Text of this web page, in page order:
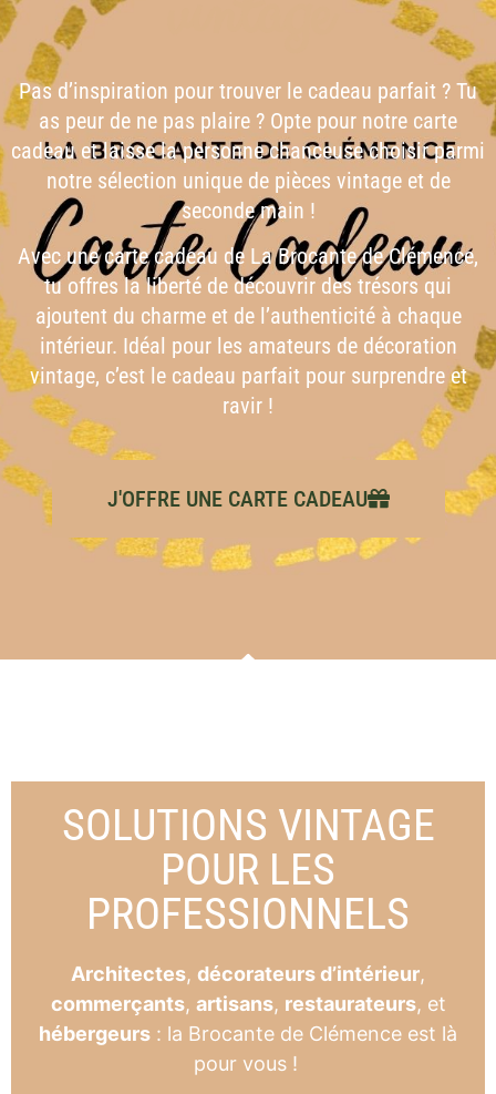
Pas d’inspiration pour trouver le cadeau parfait ? Tu
as peur de ne pas plaire ? Opte pour notre carte
cadeau et laisse la personne chanceuse choisir parmi
notre sélection unique de pièces vintage et de
seconde main !
Avec une carte cadeau de La Brocante de Clémence,
tu offres la liberté de découvrir des trésors qui
ajoutent du charme et de l’authenticité à chaque
intérieur. Idéal pour les amateurs de décoration
vintage, c’est le cadeau parfait pour surprendre et
ravir !
J'OFFRE UNE CARTE CADEAU
SOLUTIONS VINTAGE
POUR LES
PROFESSIONNELS
Architectes, décorateurs d’intérieur,
commerçants, artisans, restaurateurs, et
hébergeurs : la Brocante de Clémence est là
pour vous !